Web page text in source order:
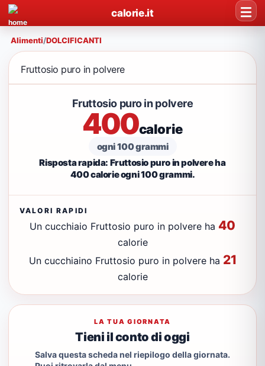
calorie.it
Alimenti/DOLCIFICANTI
Fruttosio puro in polvere
Fruttosio puro in polvere
400calorie
ogni 100 grammi
Risposta rapida: Fruttosio puro in polvere ha
400 calorie ogni 100 grammi.
VALORI RAPIDI
Un cucchiaio Fruttosio puro in polvere ha 40
calorie
Un cucchiaino Fruttosio puro in polvere ha 21
calorie
LA TUA GIORNATA
Tieni il conto di oggi
Salva questa scheda nel riepilogo della giornata.